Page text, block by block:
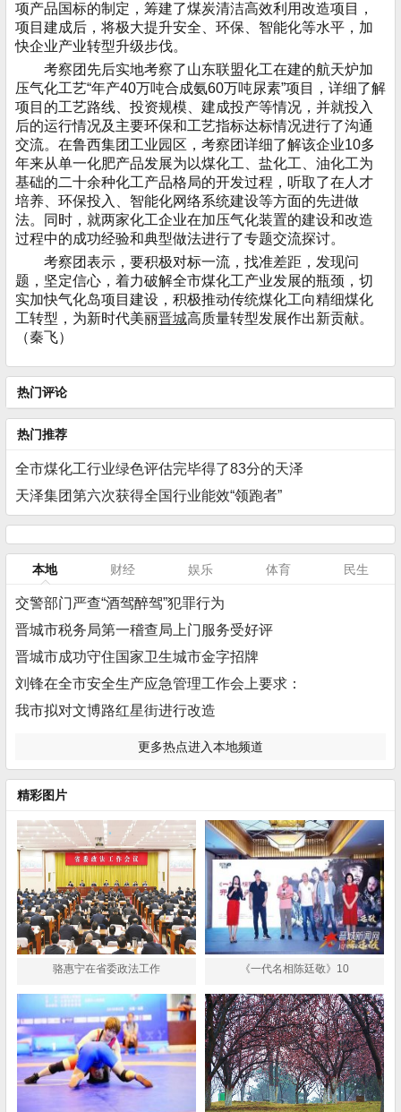
项产品国标的制定，筹建了煤炭清洁高效利用改造项目，
项目建成后，将极大提升安全、环保、智能化等水平，加
快企业产业转型升级步伐。
考察团先后实地考察了山东联盟化工在建的航天炉加
压气化工艺“年产40万吨合成氨60万吨尿素”项目，详细了解
项目的工艺路线、投资规模、建成投产等情况，并就投入
后的运行情况及主要环保和工艺指标达标情况进行了沟通
交流。在鲁西集团工业园区，考察团详细了解该企业10多
年来从单一化肥产品发展为以煤化工、盐化工、油化工为
基础的二十余种化工产品格局的开发过程，听取了在人才
培养、环保投入、智能化网络系统建设等方面的先进做
法。同时，就两家化工企业在加压气化装置的建设和改造
过程中的成功经验和典型做法进行了专题交流探讨。
考察团表示，要积极对标一流，找准差距，发现问
题，坚定信心，着力破解全市煤化工产业发展的瓶颈，切
实加快气化岛项目建设，积极推动传统煤化工向精细煤化
工转型，为新时代美丽晋城高质量转型发展作出新贡献。
（秦飞）
热门评论
热门推荐
全市煤化工行业绿色评估完毕得了83分的天泽
天泽集团第六次获得全国行业能效“领跑者”
本地 财经 娱乐 体育 民生
交警部门严查“酒驾醉驾”犯罪行为
晋城市税务局第一稽查局上门服务受好评
晋城市成功守住国家卫生城市金字招牌
刘锋在全市安全生产应急管理工作会上要求：
我市拟对文博路红星街进行改造
更多热点进入本地频道
精彩图片
骆惠宁在省委政法工作 《一代名相陈廷敬》10